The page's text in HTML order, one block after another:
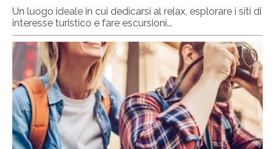
Un luogo ideale in cui dedicarsi al relax, esplorare i siti di
interesse turistico e fare escursioni...